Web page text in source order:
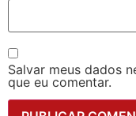
Salvar meus dados
que eu comentar.